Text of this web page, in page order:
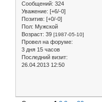
Сообщений: 324
Уважение: [+6/-0]
Позитив: [+0/-0]
Пол: Мужской
Возраст: 39 [1987-05-10]
Провел на форуме:
3 дня 15 часов
Последний визит:
26.04.2013 12:50